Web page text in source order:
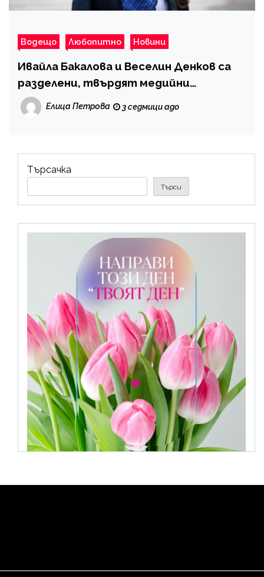
Водещо Любопитно Новини
Ивайла Бакалова и Веселин Денков са
разделени, твърдят медийни
публикации
Елица Петрова 3 седмици ago
Търсачка
Търси